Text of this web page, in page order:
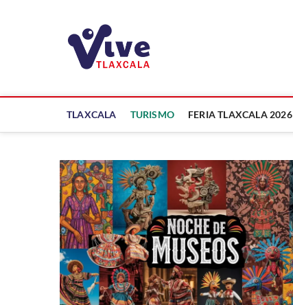
TLAXCALA TURISMO FERIA TLAXCALA 2026